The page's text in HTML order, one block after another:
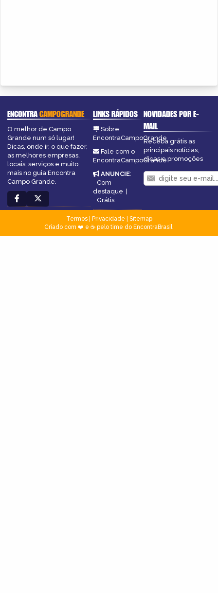
ENCONTRACAMPOGRANDE
O melhor de Campo
Grande num só lugar!
Dicas, onde ir, o que fazer,
as melhores empresas,
locais, serviços e muito
mais no guia Encontra
Campo Grande.
LINKS RÁPIDOS
Sobre
EncontraCampoGrande
Fale com o
EncontraCampoGrande
ANUNCIE:
Com
destaque |
Grátis
NOVIDADES POR E-
MAIL
Receba grátis as
principais notícias,
dicas e promoções
Termos| Privacidade
Sitemap
Criado com ❤️ e ☕ pelo time do EncontraBrasil